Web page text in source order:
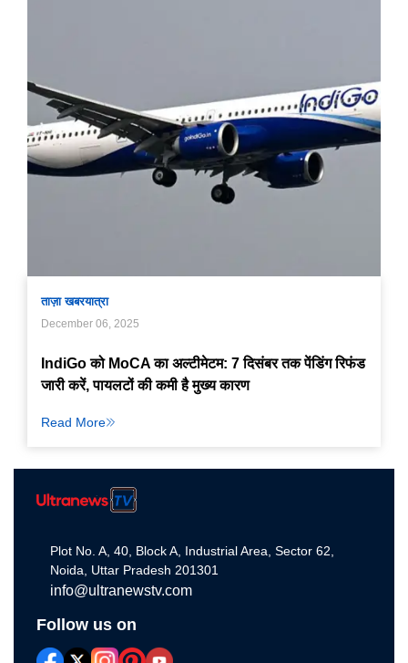
ताज़ा खबरयात्रा
December 06, 2025
IndiGo को MoCA का अल्टीमेटम: 7 दिसंबर तक पेंडिंग रिफंड
जारी करें, पायलटों की कमी है मुख्य कारण
Read More
Plot No. A, 40, Block A, Industrial Area, Sector 62,
Noida, Uttar Pradesh 201301
info@ultranewstv.com
Follow us on